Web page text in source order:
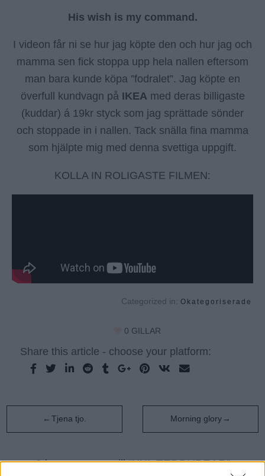
His wish is my command.
I videon får ni se hur jag köpte den och hur jag och
mamma sen fick stoppa upp hela nallen eftersom
man bara kunde köpa ”fodralet”. Jag köpte en
överfull kundvagn på IKEA med deras billigaste
(kuddar) á 19kr styck som jag sprättade sönder
och stoppade in i nallen. Tack snälla fina mamma
som hjälpte mig med denna svettiga uppgift.
KOLLA IN ROLIGASTE FILMEN:
Categorized in: Okategoriserade
0 GILLAR
Share this article - choose your platform:
Inläggsnavigering
Tjena tjo. Morning glory
0 kommentarer till “XXL TEDDYBEAR”